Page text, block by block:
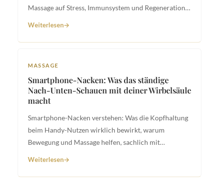
Massage auf Stress, Immunsystem und Regeneration
Weiterlesen
MASSAGE
Smartphone-Nacken: Was das ständige
Nach-Unten-Schauen mit deiner Wirbelsäule
macht
Smartphone-Nacken verstehen: Was die Kopfhaltung
beim Handy-Nutzen wirklich bewirkt, warum
Bewegung und Massage helfen, sachlich mit
Weiterlesen